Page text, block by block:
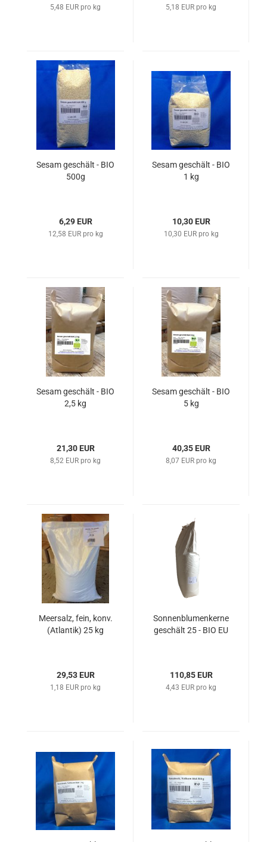
5,48 EUR pro kg 5,18 EUR pro kg
Sesam geschält - BIO
500g
6,29 EUR
12,58 EUR pro kg
Sesam geschält - BIO
1 kg
10,30 EUR
10,30 EUR pro kg
Sesam geschält - BIO
2,5 kg
21,30 EUR
8,52 EUR pro kg
Sesam geschält - BIO
5 kg
40,35 EUR
8,07 EUR pro kg
Meersalz, fein, konv.
(Atlantik) 25 kg
29,53 EUR
1,18 EUR pro kg
Sonnenblumenkerne
geschält 25 - BIO EU
110,85 EUR
4,43 EUR pro kg